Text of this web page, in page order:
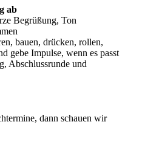
ab
Begrüßung, Ton
bauen, drücken, rollen,
gebe Impulse, wenn es passt
Abschlussrunde und
dann schauen wir